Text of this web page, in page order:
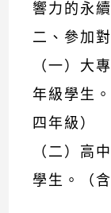
響力的永
二、參加對
（一）大
年級學生
四年級）
（二）高
學生。（